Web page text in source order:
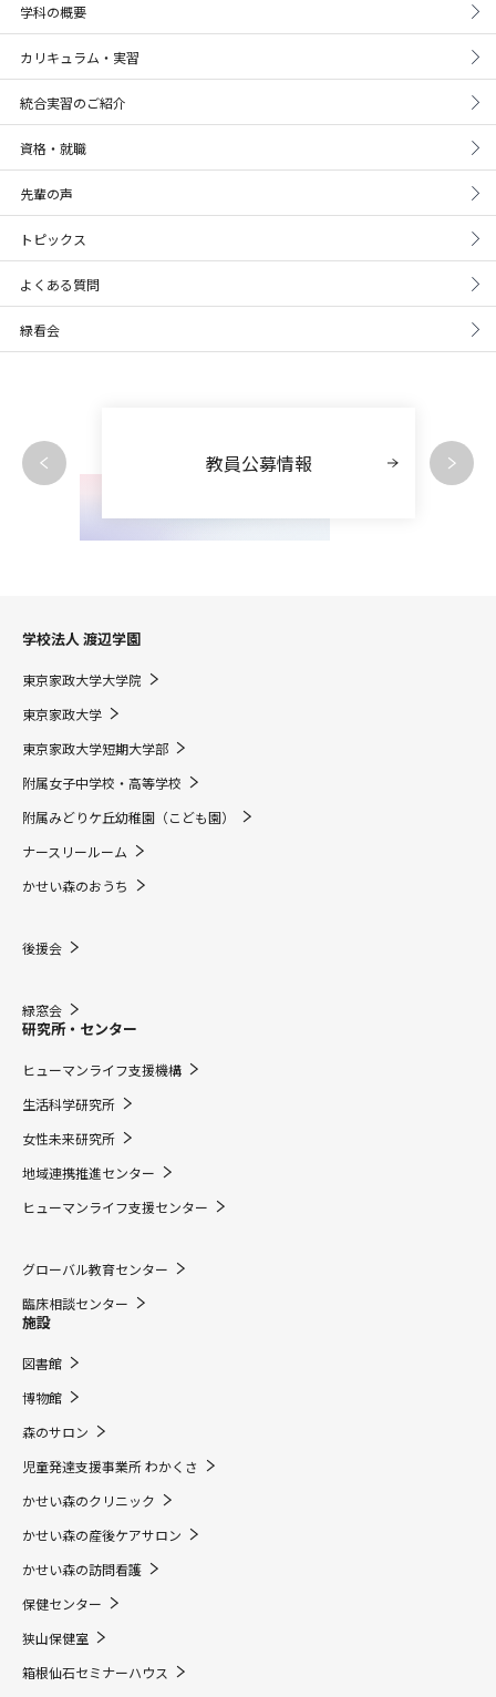
学科の概要
カリキュラム・実習
統合実習のご紹介
資格・就職
先輩の声
トピックス
よくある質問
緑看会
教員公募情報
学校法人 渡辺学園
東京家政大学大学院
東京家政大学
東京家政大学短期大学部
附属女子中学校・高等学校
附属みどりケ丘幼稚園（こども園）
ナースリールーム
かせい森のおうち
後援会
緑窓会
研究所・センター
ヒューマンライフ支援機構
生活科学研究所
女性未来研究所
地域連携推進センター
ヒューマンライフ支援センター
グローバル教育センター
臨床相談センター
施設
図書館
博物館
森のサロン
児童発達支援事業所 わかくさ
かせい森のクリニック
かせい森の産後ケアサロン
かせい森の訪問看護
保健センター
狭山保健室
箱根仙石セミナーハウス